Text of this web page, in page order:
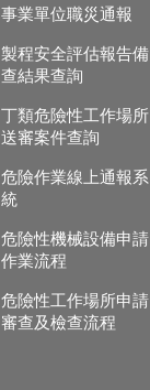
事業單位職災通報
製程安全評估報告備
查結果查詢
丁類危險性工作場所
送審案件查詢
危險作業線上通報系
統
危險性機械設備申請
作業流程
危險性工作場所申請
審查及檢查流程